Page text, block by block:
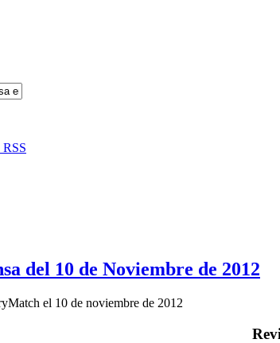
RSS
del 10 de Noviembre de 2012
el 10 de noviembre de 2012